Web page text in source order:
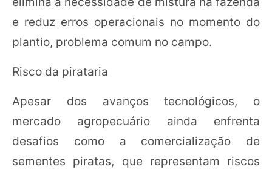
e reduz erros operacionais no momento do
plantio, problema comum no campo.
Risco da pirataria
Apesar dos avanços tecnológicos, o
mercado agropecuário ainda enfrenta
desafios como a comercialização de
sementes piratas, que representam riscos